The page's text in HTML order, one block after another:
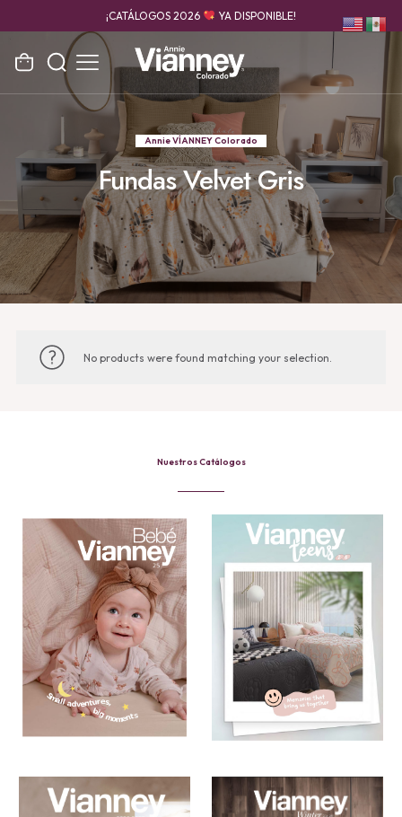
¡CATÁLOGOS 2026 YA DISPONIBLE!
Annie VÍANNEY Colorado
Fundas Velvet Gris
No products were found matching your selection.
Nuestros Catálogos